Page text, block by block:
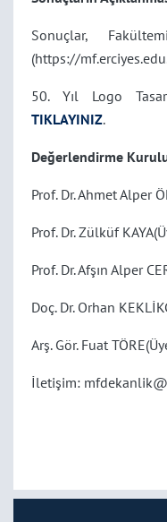
Sonuçlar,
(https://
50. Yıl Logo
TIKLAYINIZ.
Değerlendirme
Prof. Dr. Ahmet Alper
Prof. Dr. Zülküf
Prof. Dr. Afşın Alper
Doç. Dr. Orhan
Arş. Gör. Fuat
İletişim: